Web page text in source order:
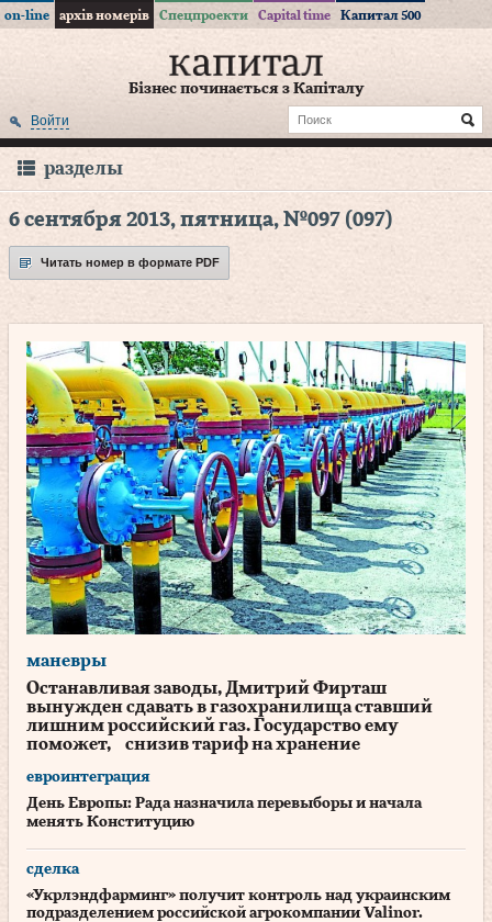
on-line архів номерів Спецпроекти Capital time Капитал 500
Бізнес починається з Капіталу
Войти
разделы
6 сентября 2013, пятница, №097 (097)
Читать номер в формате PDF
маневры
Останавливая заводы, Дмитрий Фирташ
вынужден сдавать в газохранилища ставший
лишним российский газ. Государство ему
поможет, снизив тариф на хранение
евроинтеграция
День Европы: Рада назначила перевыборы и начала
менять Конституцию
сделка
«Укрлэндфарминг» получит контроль над украинским
подразделением российской агрокомпании Valinor.